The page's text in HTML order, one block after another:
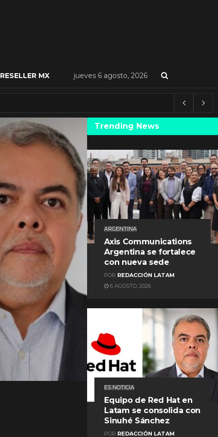
RESELLER MX jueves 6 agosto, 2026
Trending News
ARGENTINA
Axis Communications
Argentina se fortalece
con nueva sede
POR REDACCIÓN LATAM
6 AGOSTO, 2026
ES NOTICIA
Equipo de Red Hat en
Latam se consolida con
Sinuhé Sánchez
POR REDACCIÓN LATAM